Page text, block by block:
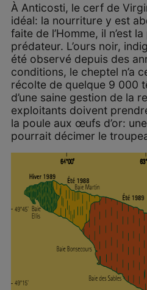
À Anticosti, le cerf de
idéal: la nourriture y est
faite de l’Homme, il n’est
prédateur. L’ours noir,
été observé depuis des
conditions, le cheptel n’a
récolte de quelque 9 000
d’une saine gestion de la
exploitants doivent
la poule aux œufs d’or:
pourrait décimer le